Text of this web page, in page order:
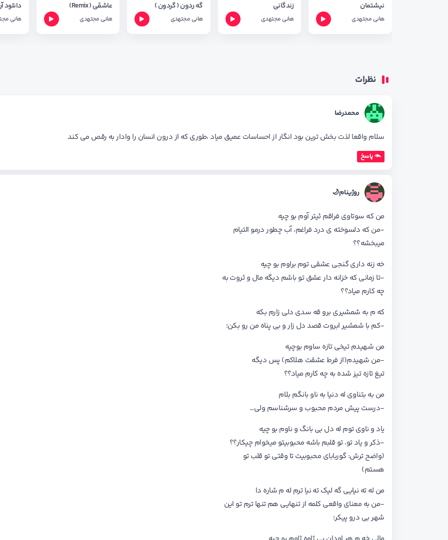
نیشتمان
هانی مجتهدی
زندگانی
هانی مجتهدی
گه ردون ( گردون )
هانی مجتهدی
عاشقی (Remix)
هانی مجتهدی هانی
نظرات
محمدرضا
سلام واقعا لذت بخش ترین بود انگار از احساسات عمیق میاد ،طوری که از درون انسان را وادار به رقص می کند
پاسخ
روژینام🌙
من که سوتاوی فراقم ئیتر آوم بو چیه
-من که دلسوخته ی درد فراغم، آب چطور درمو التیام
میبخشه؟؟
خه زنه داری گنجی عشقی توم براوم بو چیه
-تا زمانی که خزانه دار عشق تو باشم دیگه مال و ثروت به
چه کارم میاد؟؟
که م به شمشیری برو قه سدی دلی زارم بکه
-کم با شمشیر ابروت قصد دل زار و بی پناه من رو بکن؛
من شهیدم تیخی تازه ساوم بوچیه
-من شهیدم(از فرط عشقت هلاکم) پس دیگه
تیغ تازه تیز شده به چه کارم میاد؟؟
من به بتناوی له دنیا به ناو بانگم بلام
-درست پیش مردم محبوب و سرشناسم ولی…
یاد و ناوی توم له دل بی بانگ و ناوم بو چیه
-ذکر و یاد تو، تو قلبم باشه محبوبیتو میخوام چیکار؟؟
(واضح ترش: گوربابای محبوبیت تا وقتی تو قلب تو
هستم)
من له ته نیایی گه لیک ته نیا ترم له م شاره دا
-من به معنای واقعی کلمه از تنهایی هم تنها ترم تو این
شهر بی درو پیکر؛